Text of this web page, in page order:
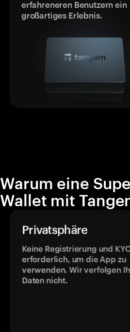
erfahreneren Benutzern ein
großartiges Erlebnis.
Warum eine
Wallet mit
Privatsphäre
Keine Registrierung und
erforderlich, um die App zu
verwenden. Wir verfolgen
Daten nicht.